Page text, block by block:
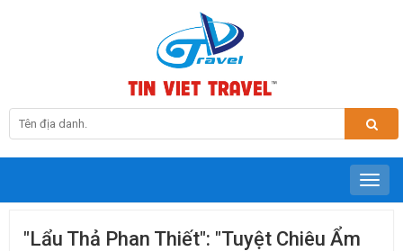
"Lẩu Thả Phan Thiết": "Tuyệt Chiêu Ẩm